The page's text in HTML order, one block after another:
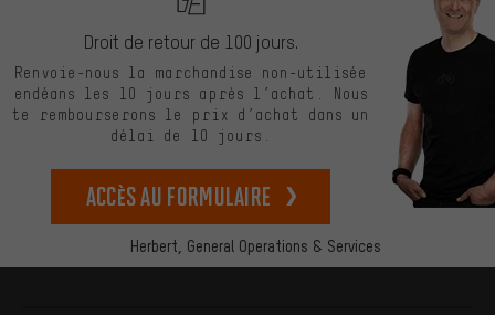
Herbert, General Operations & Services
Droit de retour de 100 jours.
Renvoie-nous la marchandise non-utilisée
endéans les 10 jours après l’achat. Nous
te rembourserons le prix d’achat dans un
délai de 10 jours.
Accès au formulaire